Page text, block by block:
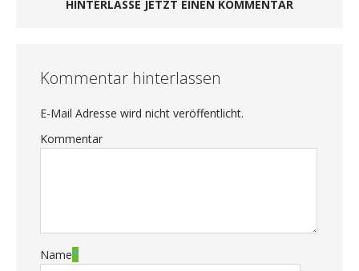
HINTERLASSE JETZT EINEN KOMMENTAR
Kommentar hinterlassen
E-Mail Adresse wird nicht veröffentlicht.
Kommentar
Name*